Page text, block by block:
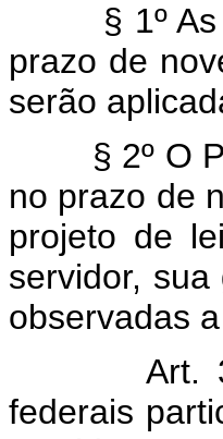
§ 1º As
prazo de
serão
§ 2º O
no prazo de
projeto de
servidor,
observadas
Art.
federais